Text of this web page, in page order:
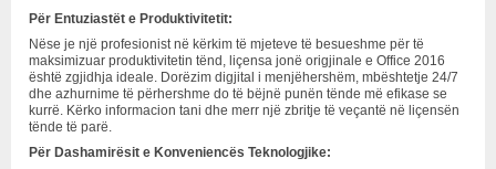
Për Entuziastët e Produktivitetit:
Nëse je një profesionist në kërkim të mjeteve të besueshme për të
maksimizuar produktivitetin tënd, liçensa jonë origjinale e Office 2016
është zgjidhja ideale. Dorëzim digjital i menjëhershëm, mbështetje 24/7
dhe azhurnime të përhershme do të bëjnë punën tënde më efikase se
kurrë. Kërko informacion tani dhe merr një zbritje të veçantë në liçensën
tënde të parë.
Për Dashamirësit e Konveniencës Teknologjike: